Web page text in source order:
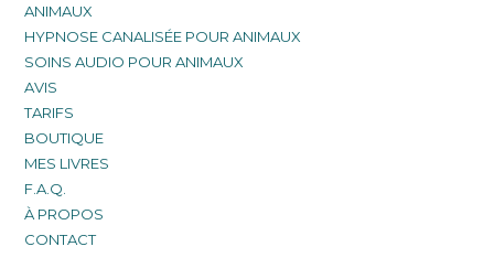
ANIMAUX
HYPNOSE CANALISÉE POUR ANIMAUX
SOINS AUDIO POUR ANIMAUX
AVIS
TARIFS
BOUTIQUE
MES LIVRES
F.A.Q.
À PROPOS
CONTACT